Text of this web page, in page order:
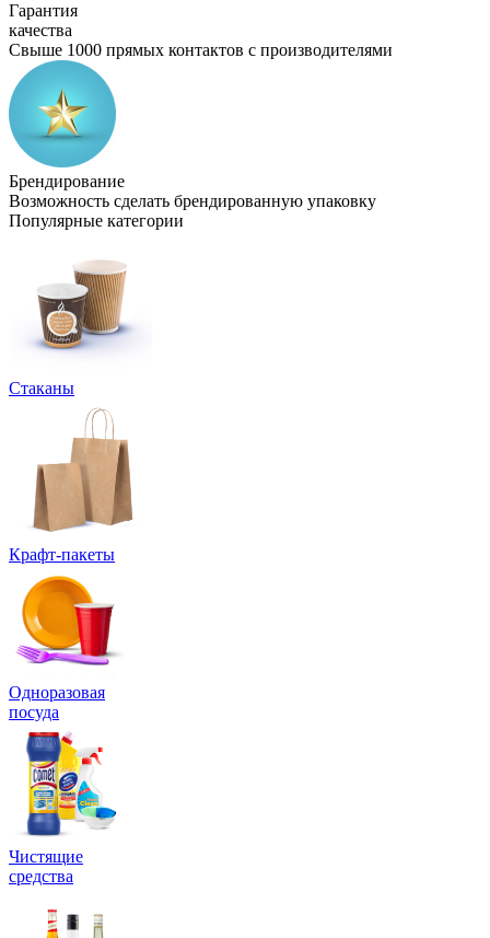
Гарантия
качества
Свыше 1000 прямых контактов с производителями
Брендирование
Возможность сделать брендированную упаковку
Популярные категории
Стаканы
Крафт-пакеты
Одноразовая
посуда
Чистящие
средства